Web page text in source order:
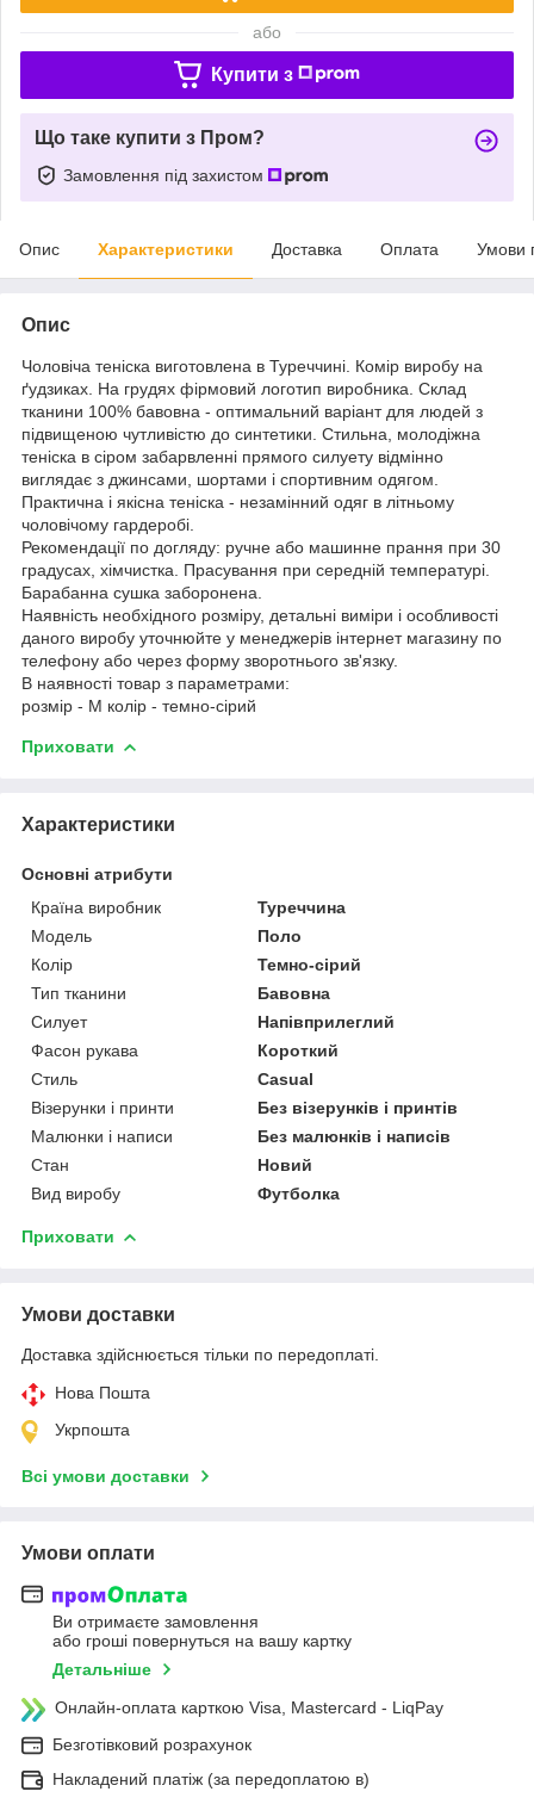
або
Купити з
Що таке купити з Пром?
Замовлення під захистом
Опис Характеристики Доставка Оплата Умови
Опис
Чоловіча теніска виготовлена в Туреччині. Комір виробу на
ґудзиках. На грудях фірмовий логотип виробника. Склад
тканини 100% бавовна - оптимальний варіант для людей з
підвищеною чутливістю до синтетики. Стильна, молодіжна
теніска в сіром забарвленні прямого силуету відмінно
виглядає з джинсами, шортами і спортивним одягом.
Практична і якісна теніска - незамінний одяг в літньому
чоловічому гардеробі.
Рекомендації по догляду: ручне або машинне прання при 30
градусах, хімчистка. Прасування при середній температурі.
Барабанна сушка заборонена.
Наявність необхідного розміру, детальні виміри і особливості
даного виробу уточнюйте у менеджерів інтернет магазину по
телефону або через форму зворотнього зв'язку.
В наявності товар з параметрами:
розмір - M колір - темно-сірий
Приховати
Характеристики
Основні атрибути
Країна виробник
Туреччина
Модель
Поло
Колір
Темно-сірий
Тип тканини
Бавовна
Силует
Напівприлеглий
Фасон рукава
Короткий
Стиль
Casual
Візерунки і принти
Без візерунків і принтів
Малюнки і написи
Без малюнків і написів
Стан
Новий
Вид виробу
Футболка
Приховати
Умови доставки
Доставка здійснюється тільки по передоплаті.
Нова Пошта
Укрпошта
Всі умови доставки
Умови оплати
Ви отримаєте замовлення
або гроші повернуться на вашу картку
Детальніше
Онлайн-оплата карткою Visa, Mastercard - LiqPay
Безготівковий розрахунок
Накладений платіж (за передоплатою в)